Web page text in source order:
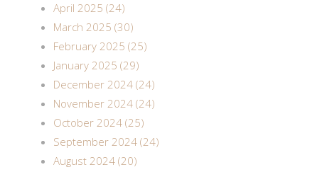
April 2025 (24)
March 2025 (30)
February 2025 (25)
January 2025 (29)
December 2024 (24)
November 2024 (24)
October 2024 (25)
September 2024 (24)
August 2024 (20)